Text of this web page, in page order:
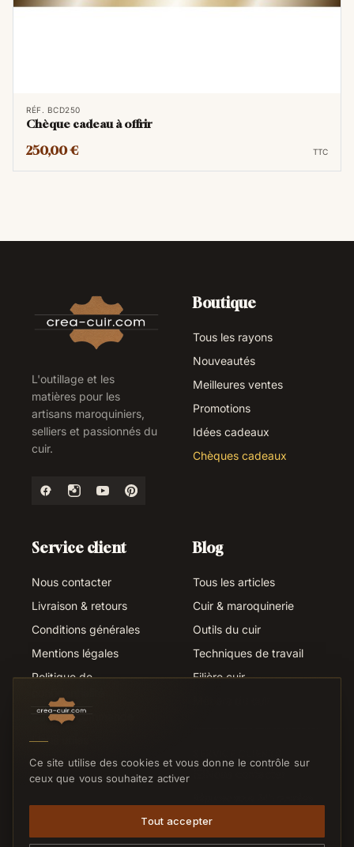
RÉF. BCD250
Chèque cadeau à offrir
250,00 € TTC
L'outillage et les
matières pour les
artisans maroquiniers,
selliers et passionnés du
cuir.
Boutique
Tous les rayons
Nouveautés
Meilleures ventes
Promotions
Idées cadeaux
Chèques cadeaux
Service client
Nous contacter
Livraison & retours
Conditions générales
Mentions légales
Politique de
Suivi de commande
Liens utiles
Blog
Tous les articles
Cuir & maroquinerie
Outils du cuir
Techniques de travail
Filière cuir
Ce site utilise des cookies et vous donne le contrôle sur
ceux que vous souhaitez activer
Tout accepter